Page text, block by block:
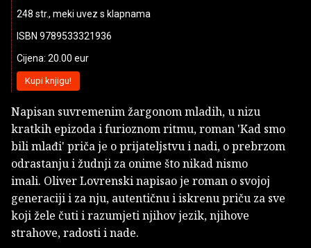
248 str., meki uvez s klapnama
ISBN 9789533321936
Cijena: 20.00 eur
Kupi knjigu!
Napisan suvremenim žargonom mladih, u nizu
kratkih epizoda i furioznom ritmu, roman 'Kad smo
bili mlađi' priča je o prijateljstvu i nadi, o prebrzom
odrastanju i žudnji za onime što nikad nismo
imali. Oliver Lovrenski napisao je roman o svojoj
generaciji i za nju, autentičnu i iskrenu priču za sve
koji žele čuti i razumjeti njihov jezik, njihove
strahove, radosti i nade.